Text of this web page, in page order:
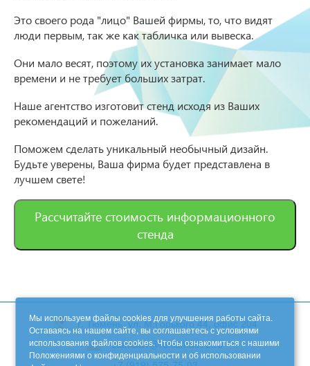
Это своего рода "лицо" Вашей фирмы, то, что видят
люди первым, так же как табличка или вывеска.
Они мало весят, поэтому их установка занимает мало
времени и не требует больших затрат.
Наше агентство изготовит стенд исходя из Ваших
рекомендаций и пожеланий.
Поможем сделать уникальный необычный дизайн.
Будьте уверены, Ваша фирма будет представлена в
лучшем свете!
Рассчитайте стоимость информационного
стенда
г. Тюмень, ул. М.Горького 44, офис 204
stanislav@reklama072.ru
Мы используем файлы cookies для улучшения работы сайта.
Оставаясь на нашем сайте, вы соглашаетесь с условиями
использования файлов cookies. Чтобы ознакомиться с нашими
Положениями о конфиденциальности и об использовании